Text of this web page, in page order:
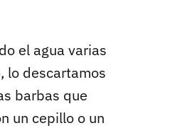
el agua varias
lo descartamos
barbas que
un cepillo o un